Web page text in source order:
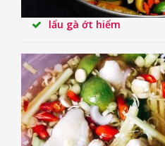
lẩu gà ớt hiểm